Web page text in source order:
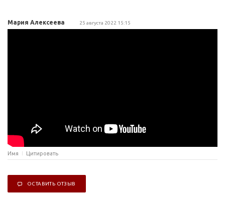
Мария Алексеева 25 августа 2022 15:15
Имя Цитировать
ОСТАВИТЬ ОТЗЫВ